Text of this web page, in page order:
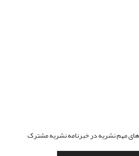
های مهم نشریه در خبرنامه نشریه مشترک